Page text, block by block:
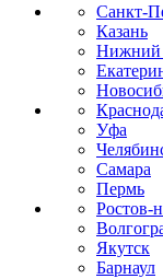
Санкт-
Казань
Нижний
Уфа
Самара
Пермь
Ростов-
Якутск
Барнаул